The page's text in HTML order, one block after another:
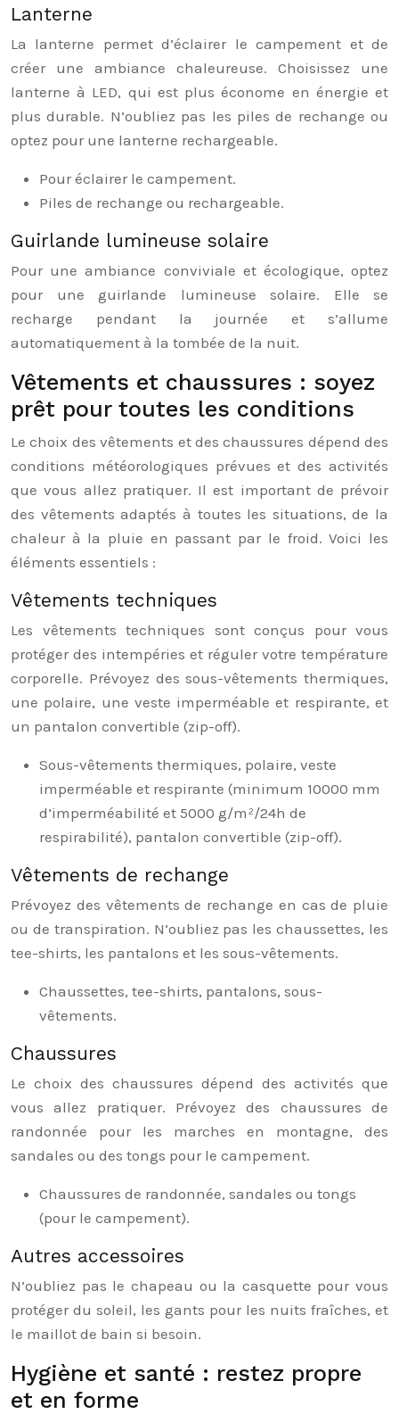
Lanterne
La lanterne permet d’éclairer le campement et de
créer une ambiance chaleureuse. Choisissez une
lanterne à LED, qui est plus économe en énergie et
plus durable. N’oubliez pas les piles de rechange ou
optez pour une lanterne rechargeable.
Pour éclairer le campement.
Piles de rechange ou rechargeable.
Guirlande lumineuse solaire
Pour une ambiance conviviale et écologique, optez
pour une guirlande lumineuse solaire. Elle se
recharge pendant la journée et s’allume
automatiquement à la tombée de la nuit.
Vêtements et chaussures : soyez
prêt pour toutes les conditions
Le choix des vêtements et des chaussures dépend des
conditions météorologiques prévues et des activités
que vous allez pratiquer. Il est important de prévoir
des vêtements adaptés à toutes les situations, de la
chaleur à la pluie en passant par le froid. Voici les
éléments essentiels :
Vêtements techniques
Les vêtements techniques sont conçus pour vous
protéger des intempéries et réguler votre température
corporelle. Prévoyez des sous-vêtements thermiques,
une polaire, une veste imperméable et respirante, et
un pantalon convertible (zip-off).
Sous-vêtements thermiques, polaire, veste
imperméable et respirante (minimum 10000 mm
d’imperméabilité et 5000 g/m²/24h de
respirabilité), pantalon convertible (zip-off).
Vêtements de rechange
Prévoyez des vêtements de rechange en cas de pluie
ou de transpiration. N’oubliez pas les chaussettes, les
tee-shirts, les pantalons et les sous-vêtements.
Chaussettes, tee-shirts, pantalons, sous-
vêtements.
Chaussures
Le choix des chaussures dépend des activités que
vous allez pratiquer. Prévoyez des chaussures de
randonnée pour les marches en montagne, des
sandales ou des tongs pour le campement.
Chaussures de randonnée, sandales ou tongs
(pour le campement).
Autres accessoires
N’oubliez pas le chapeau ou la casquette pour vous
protéger du soleil, les gants pour les nuits fraîches, et
le maillot de bain si besoin.
Hygiène et santé : restez propre
et en forme